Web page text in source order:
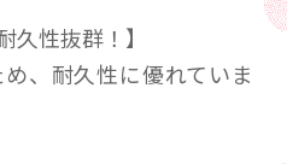
久性抜群！】
、耐久性に優れていま
を持ち、手に馴染む感